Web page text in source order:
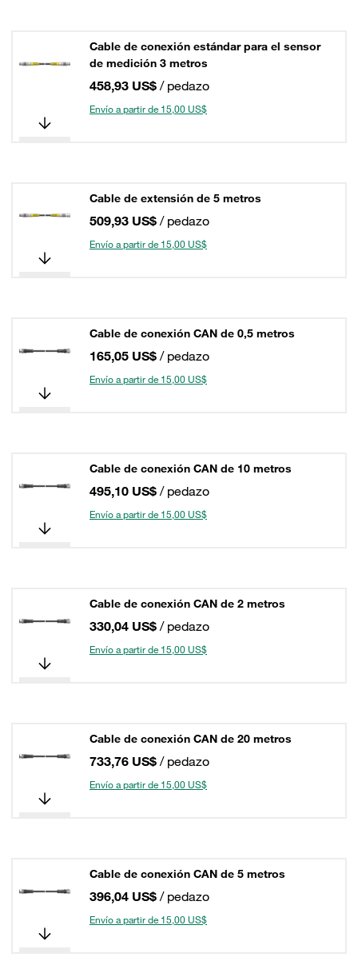
Cable de conexión estándar para el sensor
de medición 3 metros
458,93 US$ / pedazo
Envío a partir de 15,00 US$
Cable de extensión de 5 metros
509,93 US$ / pedazo
Envío a partir de 15,00 US$
Cable de conexión CAN de 0,5 metros
165,05 US$ / pedazo
Envío a partir de 15,00 US$
Cable de conexión CAN de 10 metros
495,10 US$ / pedazo
Envío a partir de 15,00 US$
Cable de conexión CAN de 2 metros
330,04 US$ / pedazo
Envío a partir de 15,00 US$
Cable de conexión CAN de 20 metros
733,76 US$ / pedazo
Envío a partir de 15,00 US$
Cable de conexión CAN de 5 metros
396,04 US$ / pedazo
Envío a partir de 15,00 US$